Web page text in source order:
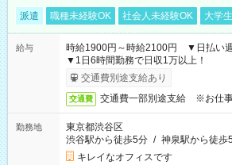
派遣 職種未経験OK 社会人未経験OK 大学
給与
時給1900円～時給2100円 ▼日払い
▼1日6時間勤務で日収1万以上！
交通費別途支給あり
交通費 交通費一部別途支給 ※お仕事
勤務地
東京都渋谷区
渋谷駅から徒歩5分 / 神泉駅から徒歩
キレイなオフィスです